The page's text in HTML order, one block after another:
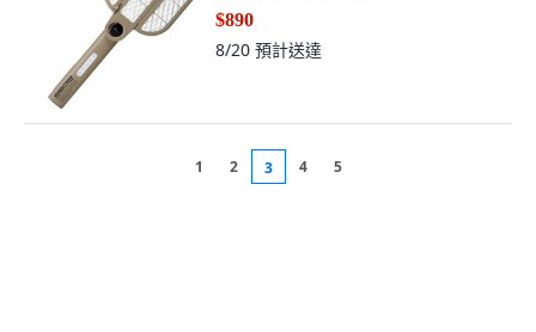
$890
8/20 預計送達
1 2 3 4 5